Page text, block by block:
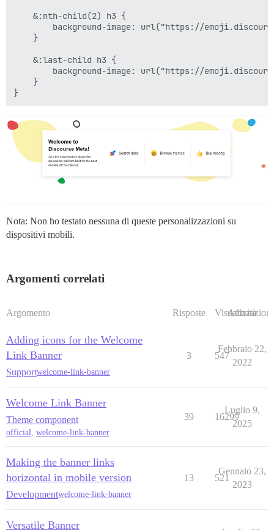
    &:nth-child(2) h3 {
background-image: url("https://
    }
    &:last-child h3 {
background-image: url("https://
    }
Nota: Non ho testato nessuna di queste personalizzazioni su
dispositivi mobili.
Argomenti correlati
Argomento Risposte Visualizzazioni
Attività
Adding icons for the Welcome
Link Banner
Supportwelcome-link-banner
3 547
Febbraio 22,
2022
Welcome Link Banner
Theme component
official welcome-link-banner
39 16299
Luglio 9,
2025
Making the banner links
horizontal in mobile version
Developmentwelcome-link-banner
13 521
Gennaio 23,
2023
Versatile Banner